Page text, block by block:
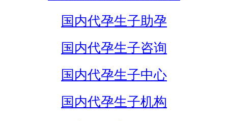
国内代孕生子助孕
国内代孕生子咨询
国内代孕生子中心
国内代孕生子机构